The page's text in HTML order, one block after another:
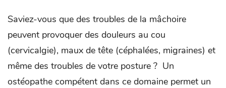
Saviez-vous que des troubles de la mâchoire
peuvent provoquer des douleurs au cou
(cervicalgie), maux de tête (céphalées, migraines) et
même des troubles de votre posture ? Un
ostéopathe compétent dans ce domaine permet un